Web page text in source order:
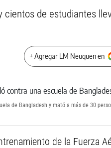
cientos de estudiantes
+ Agregar LM Neuquen en
de Bangladesh y mató a más de 30
de la Fuerza